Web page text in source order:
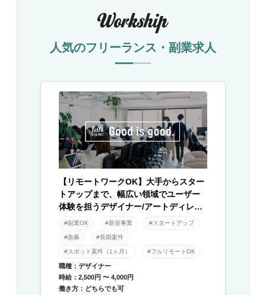
人気のフリーランス・副業求人
【リモートワークOK】大手からスター
トアップまで、幅広い領域でユーザー
体験を担うデザイナー/アートディレク
ター募集！
#副業OK #新規事業 #スタートアップ
#急募 #長期案件
#スポット案件（1ヶ月） #フルリモートOK
職種：デザイナー
時給：2,500円 〜 4,000円
働き方：どちらでも可